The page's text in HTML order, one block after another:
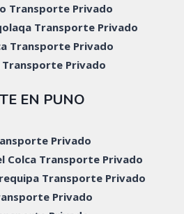
Transporte Privado
Transporte Privado
Transporte Privado
Transporte Privado
EN PUNO
Privado
Colca Transporte Privado
Transporte Privado
Privado